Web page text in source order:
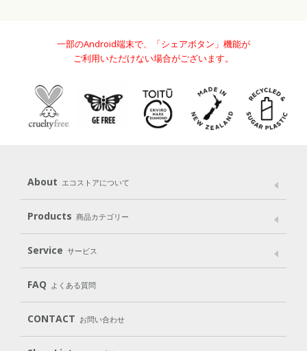
一部のAndroid端末で、「シェアボタン」機能が
ご利用いただけない場合がございます。
About エコストアについて
メッセージ ブランドストーリー
パッケージへのこだわり
動物実験をしない
Products 商品カテゴリー
Laundry
Cleaning Baby Kids
Body（ボディ） Hair（ヘア） Oral care（オーラルケア）
Goods （グッズ）
Service サービス
User Guide
Subscription（定期便）
FAQ よくある質問
CONTACT お問い合わせ